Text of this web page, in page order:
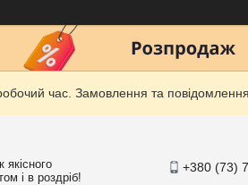
час. Замовлення та
і в роздріб!
+380 (73)